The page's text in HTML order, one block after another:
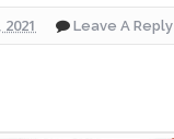
Leave A Reply